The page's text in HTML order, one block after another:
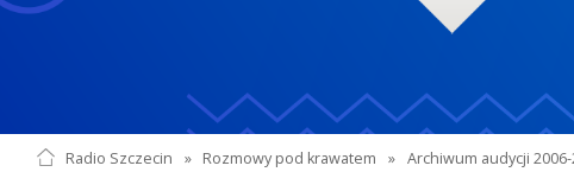
Radio Szczecin » Rozmowy pod krawatem » Archiwum audycji 2006-